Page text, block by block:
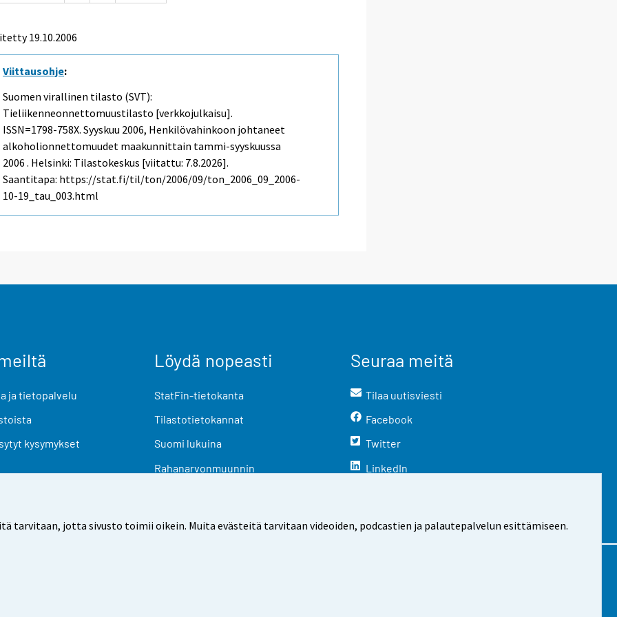
tarvitaan, jotta sivusto toimii oikein. Muita evästeitä tarvitaan videoiden, podcastien ja palautepalvelun esittämiseen.
19.10.2006
Viittausohje:
Suomen virallinen tilasto (SVT):
Tieliikenneonnettomuustilasto [verkkojulkaisu].
ISSN=1798-758X.Syyskuu 2006, Henkilövahinkoon johtaneet
alkoholionnettomuudet maakunnittain tammi-syyskuussa
2006 . Helsinki: Tilastokeskus [viitattu: 7.8.2026].
Saantitapa: https://stat.fi/til/ton/2006/09/ton_2006_09_2006-
10-19_tau_003.html
ja tietopalvelu
kysymykset
Löydä nopeasti
StatFin-tietokanta
Tilastotietokannat
Suomi lukuina
Rahanarvonmuunnin
Seuraa meitä
Tilaa uutisviesti
Facebook
Twitter
LinkedIn